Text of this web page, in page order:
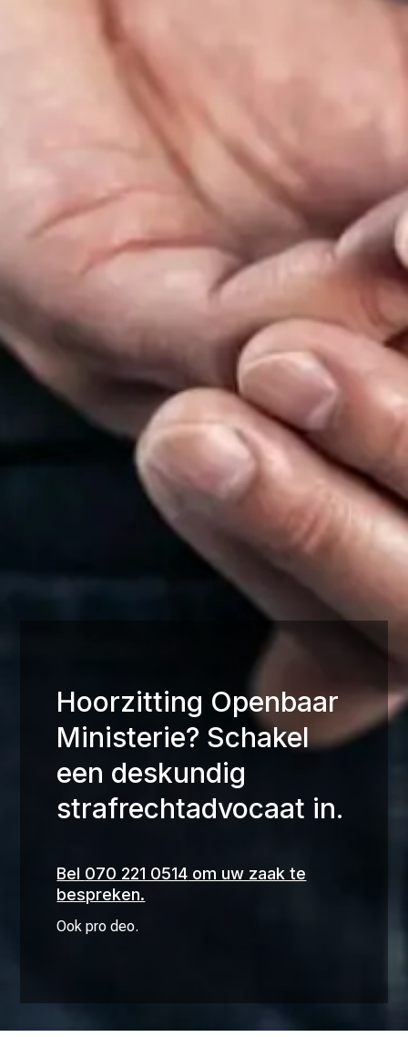
Hoorzitting Openbaar
Ministerie? Schakel
een deskundig
strafrechtadvocaat in.
Bel 070 221 0514 om uw zaak te
bespreken.
Ook pro deo.